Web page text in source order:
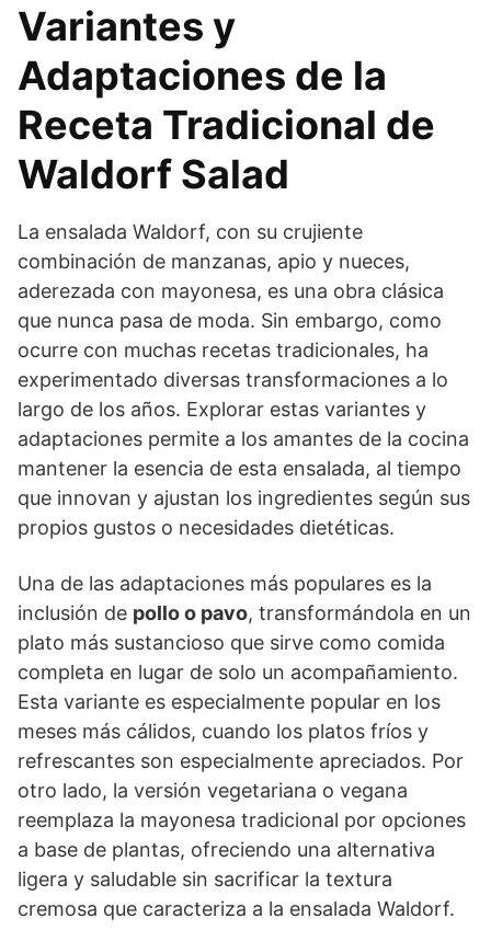
Variantes y
Adaptaciones de la
Receta Tradicional de
Waldorf Salad
La ensalada Waldorf, con su crujiente
combinación de manzanas, apio y nueces,
aderezada con mayonesa, es una obra clásica
que nunca pasa de moda. Sin embargo, como
ocurre con muchas recetas tradicionales, ha
experimentado diversas transformaciones a lo
largo de los años. Explorar estas variantes y
adaptaciones permite a los amantes de la cocina
mantener la esencia de esta ensalada, al tiempo
que innovan y ajustan los ingredientes según sus
propios gustos o necesidades dietéticas.
Una de las adaptaciones más populares es la
inclusión de pollo o pavo, transformándola en un
plato más sustancioso que sirve como comida
completa en lugar de solo un acompañamiento.
Esta variante es especialmente popular en los
meses más cálidos, cuando los platos fríos y
refrescantes son especialmente apreciados. Por
otro lado, la versión vegetariana o vegana
reemplaza la mayonesa tradicional por opciones
a base de plantas, ofreciendo una alternativa
ligera y saludable sin sacrificar la textura
cremosa que caracteriza a la ensalada Waldorf.